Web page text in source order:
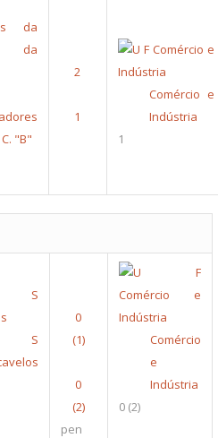
"B"
Comércio e
Indústria
1
S
pen
Comércio
e
Indústria
0 (2)